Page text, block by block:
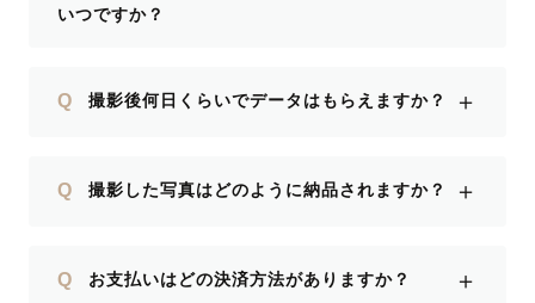
いつですか？
Q 撮影後何日くらいでデータはもらえますか？ ＋
Q 撮影した写真はどのように納品されますか？ ＋
Q お支払いはどの決済方法がありますか？ ＋